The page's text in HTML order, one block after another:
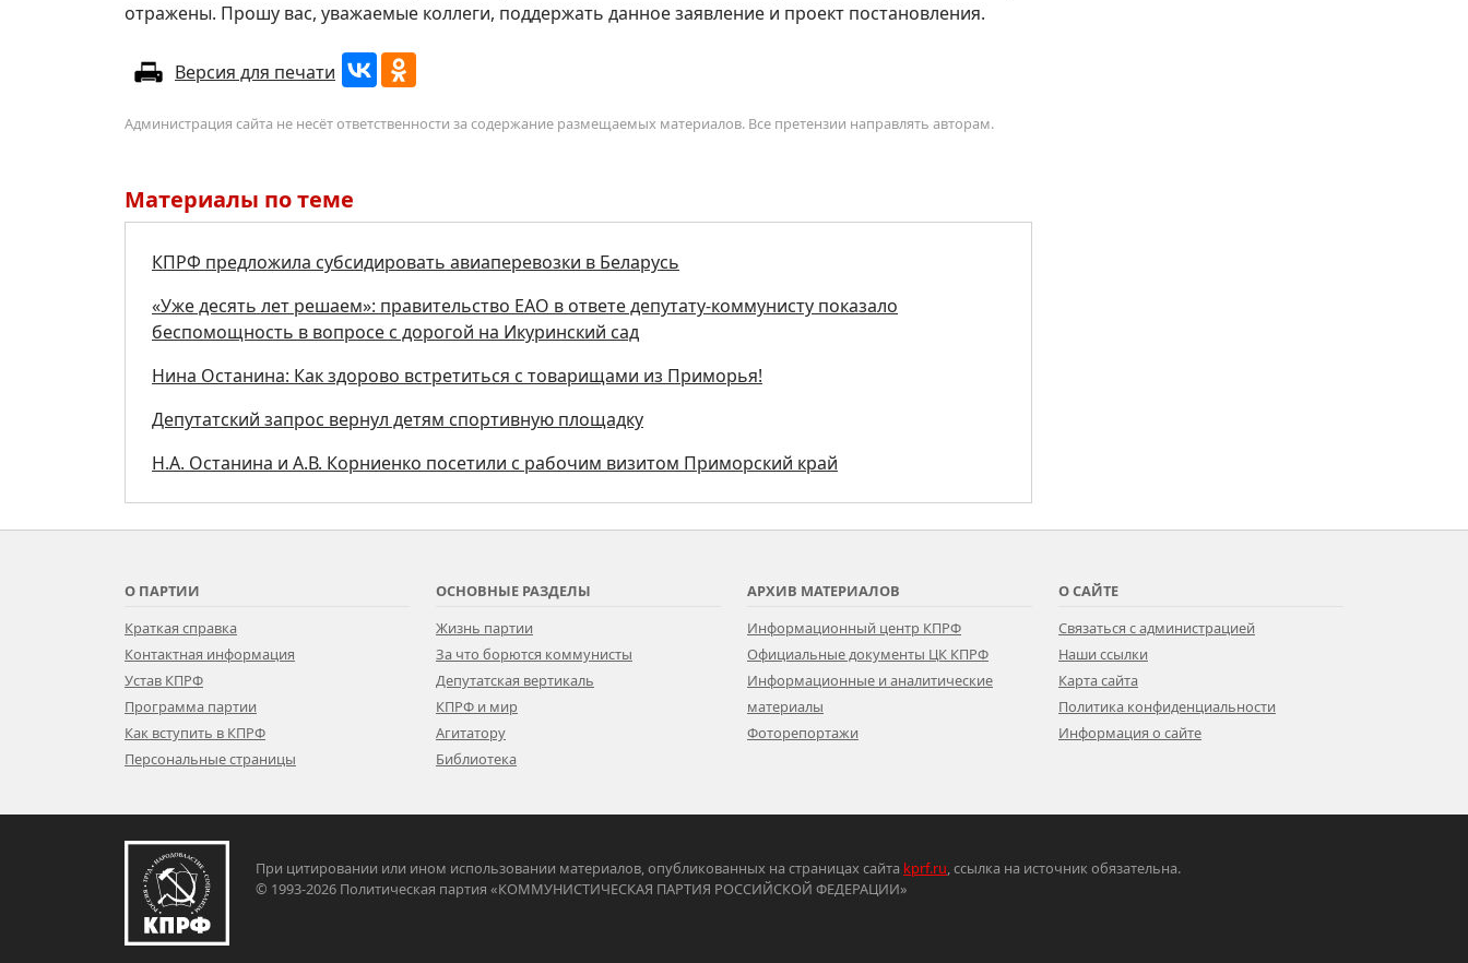
отражены. Прошу вас, уважаемые коллеги, поддержать данное заявление и проект постановления.
Версия для печати
Администрация сайта не несёт ответственности за содержание размещаемых материалов. Все претензии направлять авторам.
Материалы по теме
КПРФ предложила субсидировать авиаперевозки в Беларусь
«Уже десять лет решаем»: правительство ЕАО в ответе депутату-коммунисту показало
беспомощность в вопросе с дорогой на Икуринский сад
Нина Останина: Как здорово встретиться с товарищами из Приморья!
Депутатский запрос вернул детям спортивную площадку
Н.А. Останина и А.В. Корниенко посетили с рабочим визитом Приморский край
О ПАРТИИ
Краткая справка
Контактная информация
Устав КПРФ
Программа партии
Как вступить в КПРФ
Персональные страницы
ОСНОВНЫЕ РАЗДЕЛЫ
Жизнь партии
За что борются коммунисты
Депутатская вертикаль
КПРФ и мир
Агитатору
Библиотека
АРХИВ МАТЕРИАЛОВ
Информационный центр КПРФ
Официальные документы ЦК КПРФ
Информационные и аналитические
материалы
Фоторепортажи
О САЙТЕ
Связаться с администрацией
Наши ссылки
Карта сайта
Политика конфиденциальности
Информация о сайте
При цитировании или ином использовании материалов, опубликованных на страницах сайта kprf.ru, ссылка на источник обязательна.
© 1993-2026 Политическая партия «КОММУНИСТИЧЕСКАЯ ПАРТИЯ РОССИЙСКОЙ ФЕДЕРАЦИИ»